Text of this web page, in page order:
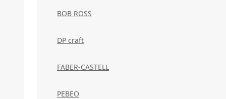
BOB ROSS
DP craft
FABER-CASTELL
PEBEO